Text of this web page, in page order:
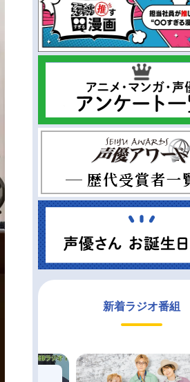
新着ラジオ番組